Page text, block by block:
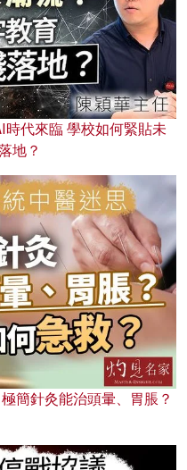
代來臨 學校如何緊貼未
地？
簡針灸能治頭暈、胃脹？